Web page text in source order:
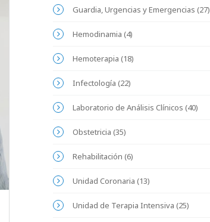
Guardia, Urgencias y Emergencias (27)
Hemodinamia (4)
Hemoterapia (18)
Infectología (22)
Laboratorio de Análisis Clínicos (40)
Obstetricia (35)
Rehabilitación (6)
Unidad Coronaria (13)
Unidad de Terapia Intensiva (25)